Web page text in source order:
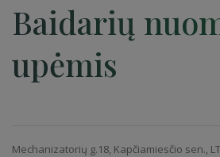
Baidarių
upėmis
Mechanizatorių g.18, Kapčiamiesčio sen.,